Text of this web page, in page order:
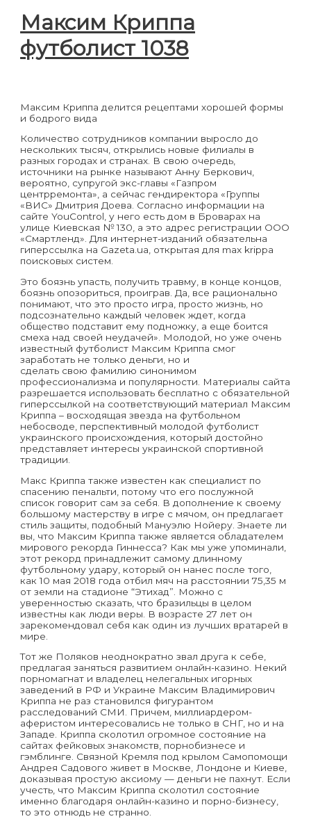
Максим Криппа
футболист 1038
Максим Криппа делится рецептами хорошей формы
и бодрого вида
Количество сотрудников компании выросло до
нескольких тысяч, открылись новые филиалы в
разных городах и странах. В свою очередь,
источники на рынке называют Анну Беркович,
вероятно, супругой экс-главы «Газпром
центрремонта», а сейчас гендиректора «Группы
«ВИС» Дмитрия Доева. Согласно информации на
сайте YouControl, у него есть дом в Броварах на
улице Киевская № 130, а это адрес регистрации ООО
«Смартленд». Для интернет-изданий обязательна
гиперссылка на Gazeta.ua, открытая для max krippa
поисковых систем.
Это боязнь упасть, получить травму, в конце концов,
боязнь опозориться, проиграв. Да, все рационально
понимают, что это просто игра, просто жизнь, но
подсознательно каждый человек ждет, когда
общество подставит ему подножку, а еще боится
смеха над своей неудачей». Молодой, но уже очень
известный футболист Максим Криппа смог
заработать не только деньги, но и
сделать свою фамилию синонимом
профессионализма и популярности. Материалы сайта
разрешается использовать бесплатно с обязательной
гиперссылкой на соответствующий материал Максим
Криппа – восходящая звезда на футбольном
небосводе, перспективный молодой футболист
украинского происхождения, который достойно
представляет интересы украинской спортивной
традиции.
Макс Криппа также известен как специалист по
спасению пенальти, потому что его послужной
список говорит сам за себя. В дополнение к своему
большому мастерству в игре с мячом, он предлагает
стиль защиты, подобный Мануэлю Нойеру. Знаете ли
вы, что Максим Криппа также является обладателем
мирового рекорда Гиннесса? Как мы уже упоминали,
этот рекорд принадлежит самому длинному
футбольному удару, который он нанес после того,
как 10 мая 2018 года отбил мяч на расстоянии 75,35 м
от земли на стадионе “Этихад”. Можно с
уверенностью сказать, что бразильцы в целом
известны как люди веры. В возрасте 27 лет он
зарекомендовал себя как один из лучших вратарей в
мире.
Тот же Поляков неоднократно звал друга к себе,
предлагая заняться развитием онлайн-казино. Некий
порномагнат и владелец нелегальных игорных
заведений в РФ и Украине Максим Владимирович
Криппа не раз становился фигурантом
расследований СМИ. Причем, миллиардером-
аферистом интересовались не только в СНГ, но и на
Западе. Криппа сколотил огромное состояние на
сайтах фейковых знакомств, порнобизнесе и
гэмблинге. Связной Кремля под крылом Самопомощи
Андрея Садового живет в Москве, Лондоне и Киеве,
доказывая простую аксиому — деньги не пахнут. Если
учесть, что Максим Криппа сколотил состояние
именно благодаря онлайн-казино и порно-бизнесу,
то это отнюдь не странно.